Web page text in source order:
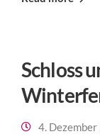
Schloss
4.